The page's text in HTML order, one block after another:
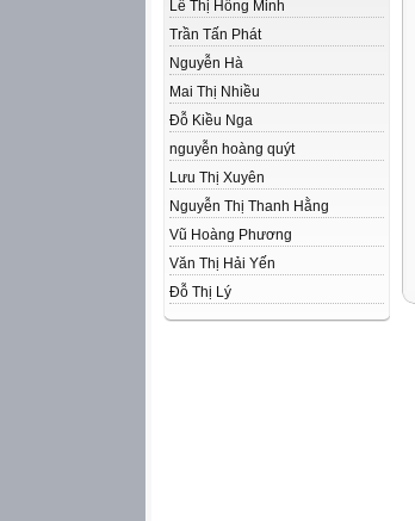
Lê Thị Hồng Minh
Trần Tấn Phát
Nguyễn Hà
Mai Thị Nhiều
Đỗ Kiều Nga
nguyễn hoàng quýt
Lưu Thị Xuyên
Nguyễn Thị Thanh Hằng
Vũ Hoàng Phương
Văn Thị Hải Yến
Đỗ Thị Lý